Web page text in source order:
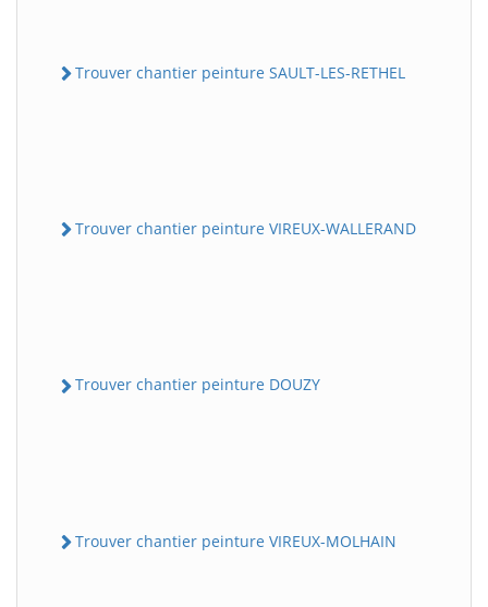
Trouver chantier peinture SAULT-LES-RETHEL
Trouver chantier peinture VIREUX-WALLERAND
Trouver chantier peinture DOUZY
Trouver chantier peinture VIREUX-MOLHAIN